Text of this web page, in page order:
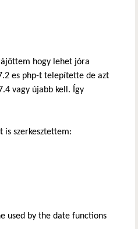
hogy lehet jóra
es php-t telepítette de azt
vagy újabb kell. Így
szerkesztettem:
used by the date functions